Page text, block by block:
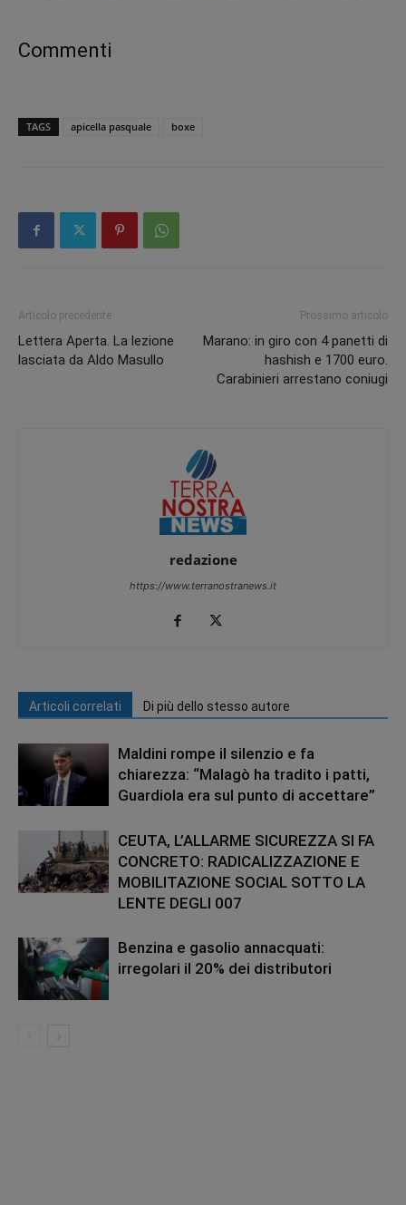
Commenti
TAGS apicella pasquale boxe
Articolo precedente
Lettera Aperta. La lezione
lasciata da Aldo Masullo
Prossimo articolo
Marano: in giro con 4 panetti di
hashish e 1700 euro.
Carabinieri arrestano coniugi
redazione
https://www.terranostranews.it
Articoli correlati Di più dello stesso autore
Maldini rompe il silenzio e fa
chiarezza: “Malagò ha tradito i patti,
Guardiola era sul punto di accettare”
CEUTA, L’ALLARME SICUREZZA SI FA
CONCRETO: RADICALIZZAZIONE E
MOBILITAZIONE SOCIAL SOTTO LA
LENTE DEGLI 007
Benzina e gasolio annacquati:
irregolari il 20% dei distributori